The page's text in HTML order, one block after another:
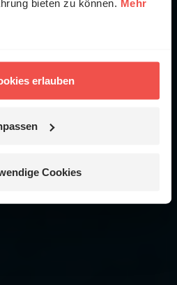
bieten zu können. Mehr
erlauben
Cookies